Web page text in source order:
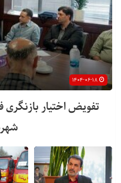
تفویض اختیار